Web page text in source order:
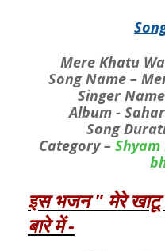
Mere Khatu
Song Name –
Singer
Album -
Song
Category –
इस भजन " मेरे खाटू
बारे में -